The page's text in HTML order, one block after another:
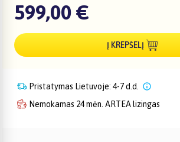
599,00 €
Į KREPŠELĮ
Pristatymas Lietuvoje: 4-7 d.d.
Nemokamas 24 mėn. ARTEA lizingas